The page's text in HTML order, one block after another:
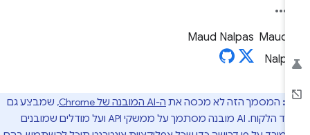
Maud Nalpas
המסמך הזה לא מכסה אתה-AI המובנה של Chrome
, שמבצע גם
הסקה בצד הלקוח. AI מובנה מסתמך על ממשקי API ועל מודלים שמובנים